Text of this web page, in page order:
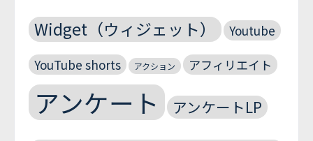
Widget（ウィジェット）
Youtube
YouTube shorts
アクション アフィリエイト
アンケート アンケートLP